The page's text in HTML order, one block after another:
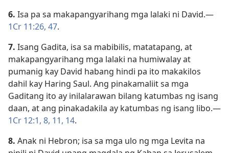
6. Isa pa sa makapangyarihang mga lalaki ni David.​—
1Cr 11:26, 47.
7. Isang Gadita, isa sa mabibilis, matatapang, at
makapangyarihang mga lalaki na humiwalay at
pumanig kay David habang hindi pa ito makakilos
dahil kay Haring Saul. Ang pinakamaliit sa mga
Gaditang ito ay inilalarawan bilang katumbas ng isang
daan, at ang pinakadakila ay katumbas ng isang libo.​—
1Cr 12:1, 8, 11, 14.
8. Anak ni Hebron; isa sa mga ulo ng mga Levita na